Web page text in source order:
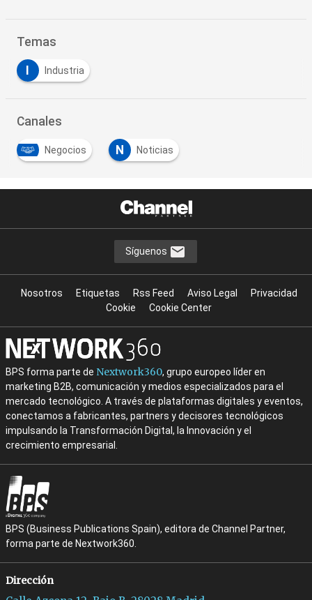
Temas
Industria
Canales
Negocios N Noticias
Síguenos
Nosotros Etiquetas Rss Feed Aviso Legal
Privacidad
Cookie
Cookie Center
BPS forma parte de Nextwork360, grupo europeo líder en
marketing B2B, comunicación y medios especializados para el
mercado tecnológico. A través de plataformas digitales y eventos,
conectamos a fabricantes, partners y decisores tecnológicos
impulsando la Transformación Digital, la Innovación y el
crecimiento empresarial.
BPS (Business Publications Spain), editora de Channel Partner,
forma parte de Nextwork360.
Dirección